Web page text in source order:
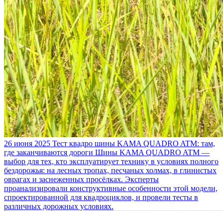
26 июня 2025 Тест квадро шины KAMA QUADRO ATM: там,
где заканчиваются дороги Шины KAMA QUADRO ATM —
выбор для тех, кто эксплуатирует технику в условиях полного
бездорожья: на лесных тропах, песчаных холмах, в глинистых
оврагах и заснеженных просёлках. Эксперты
проанализировали конструктивные особенности этой модели,
спроектированной для квадроциклов, и провели тесты в
различных дорожных условиях.